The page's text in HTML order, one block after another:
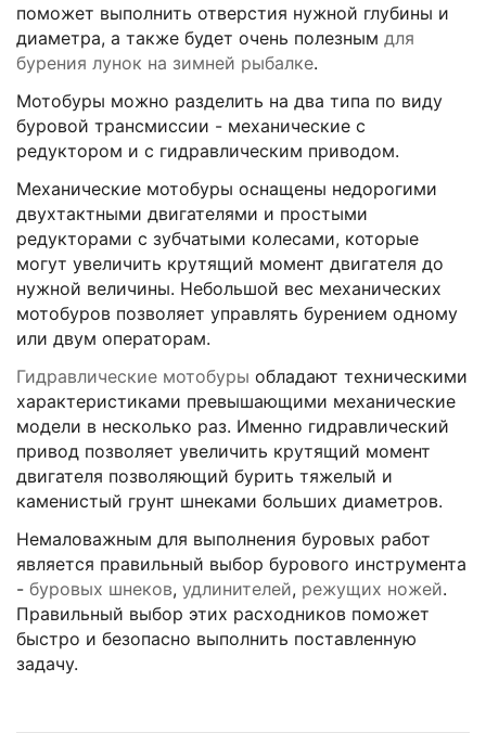
поможет выполнить отверстия нужной глубины и
диаметра, а также будет очень полезным для
бурения лунок на зимней рыбалке.
Мотобуры можно разделить на два типа по виду
буровой трансмиссии - механические с
редуктором и с гидравлическим приводом.
Механические мотобуры оснащены недорогими
двухтактными двигателями и простыми
редукторами с зубчатыми колесами, которые
могут увеличить крутящий момент двигателя до
нужной величины. Небольшой вес механических
мотобуров позволяет управлять бурением одному
или двум операторам.
Гидравлические мотобуры обладают техническими
характеристиками превышающими механические
модели в несколько раз. Именно гидравлический
привод позволяет увеличить крутящий момент
двигателя позволяющий бурить тяжелый и
каменистый грунт шнеками больших диаметров.
Немаловажным для выполнения буровых работ
является правильный выбор бурового инструмента
- буровых шнеков, удлинителей, режущих ножей.
Правильный выбор этих расходников поможет
быстро и безопасно выполнить поставленную
задачу.